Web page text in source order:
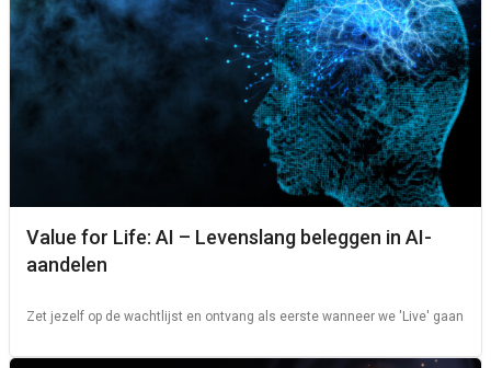
Value for Life: AI – Levenslang beleggen in AI-
aandelen
Zet jezelf op de wachtlijst en ontvang als eerste wanneer we 'Live' gaan